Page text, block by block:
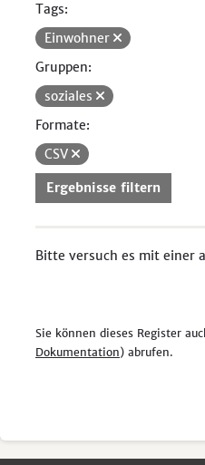
Tags:
Einwohner
Gruppen:
soziales
Formate:
CSV
Ergebnisse filtern
Bitte versuch es mit einer
Sie können dieses Register
Dokumentation) abrufen.